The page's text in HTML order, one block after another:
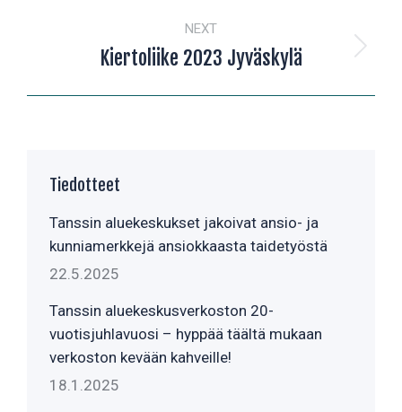
NEXT
Next
Kiertoliike 2023 Jyväskylä
Tiedotteet
Tanssin aluekeskukset jakoivat ansio- ja
kunniamerkkejä ansiokkaasta taidetyöstä
22.5.2025
Tanssin aluekeskusverkoston 20-
vuotisjuhlavuosi – hyppää täältä mukaan
verkoston kevään kahveille!
18.1.2025